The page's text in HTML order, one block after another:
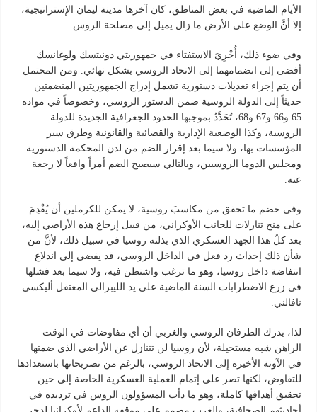
الأيام الماضية في بعض المناطق، كان آخرها مدينة ليمان الإستراتيجية،
إلا أنَّ الوضع على الأرض ما زال يميل إلى مصلحة الروس.
وفي ضوء ذلك، أُجْرِيَ الاستفتاء في جمهوريتي دونيتسك ولوغانسك
أفضى إلى انضمامهما إلى الاتحاد الروسي بشكل نهائي. ومن المحتمل
أن يتم إجراء تعديلات دستورية تشمل إدراج الجمهوريتين المنضمتين
حديثاً إلى الدولة الروسية ضمن الدستور الروسي، وخصوصاً في مواده
65 و66 و67 و68، تُحَدَّدُ بموجبها الحدود الجغرافية الجديدة للدولة
الروسية، وكذا الوضعية الإدارية والقضائية والقانونية وطرق سير
المؤسسات بها، ولا سيما بعد إقرار الضم من لدن المحكمة الدستورية
ومجلس الدوما الروسيين، وبالتالي سيصبح الضم أمراً واقعاً لا رجعة
عنه.
وفي خضم ما تحقق من مكاسبَ روسية، لا يمكن للكرملين أن يُقْدِمَ
على منح تنازلات للجانب الأوكراني، من قبيل إرجاع هذه الأراضي إليه،
بعد كلّ هذا الجهد العسكري الذي بذلته روسيا في سبيل ذلك، لأنَّ من
شأن ذلك إحداث رد فعل في الداخل الروسي، قد يفضي إلى اندلاع
انتفاضة داخل روسيا، وهو ما ترغب واشنطن فيه، ولا سيما بعد فشلها
في زرع الاضطرابات السنة الماضية على يد الليبرالي المعتقل أليكسي
نافالني.
لذا، يدرك الطرفان الروسي والغربي أن أي مفاوضات في الوقت
الراهن شبه مستحيلة، لأن روسيا لن تتنازل عن الأراضي الذي ضمتها
في الآونة الأخيرة إلى الاتحاد الروسي، بالرغم من تصريحاتها باستعدادها
للتفاوض، لكنها تصر على إتمام العملية العسكرية الخاصة إلى حين
تحقيق أهدافها كاملة، وهو ما دأب المسؤولون الروس في ترديده في